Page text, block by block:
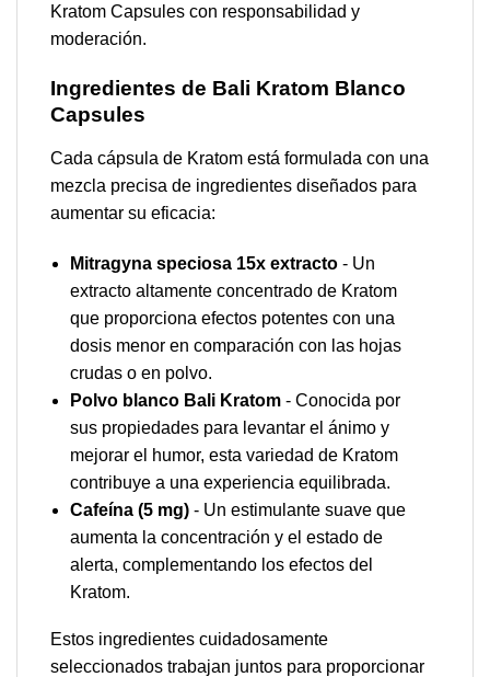
Kratom Capsules con responsabilidad y
moderación.
Ingredientes de Bali Kratom Blanco
Capsules
Cada cápsula de Kratom está formulada con una
mezcla precisa de ingredientes diseñados para
aumentar su eficacia:
Mitragyna speciosa 15x extracto - Un
extracto altamente concentrado de Kratom
que proporciona efectos potentes con una
dosis menor en comparación con las hojas
crudas o en polvo.
Polvo blanco Bali Kratom - Conocida por
sus propiedades para levantar el ánimo y
mejorar el humor, esta variedad de Kratom
contribuye a una experiencia equilibrada.
Cafeína (5 mg) - Un estimulante suave que
aumenta la concentración y el estado de
alerta, complementando los efectos del
Kratom.
Estos ingredientes cuidadosamente
seleccionados trabajan juntos para proporcionar